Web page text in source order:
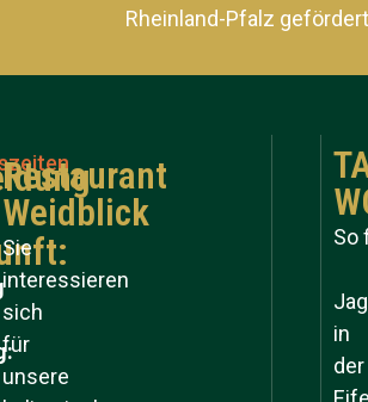
Rheinland-Pfalz
Restaurant
Weidblick
Sie
interessieren
sich
für
unsere
So
in
der